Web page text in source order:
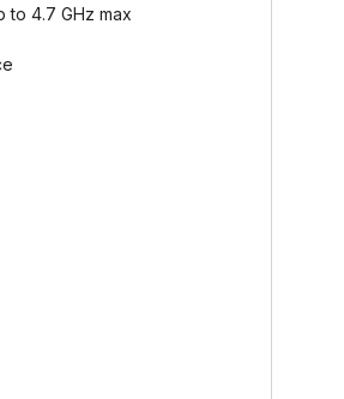
to 4.7 GHz max